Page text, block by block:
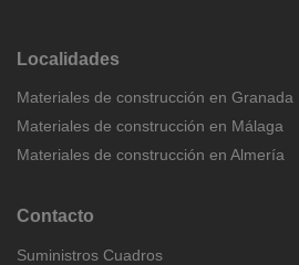
Localidades
Materiales de construcción en Granada
Materiales de construcción en Málaga
Materiales de construcción en Almería
Contacto
Suministros Cuadros